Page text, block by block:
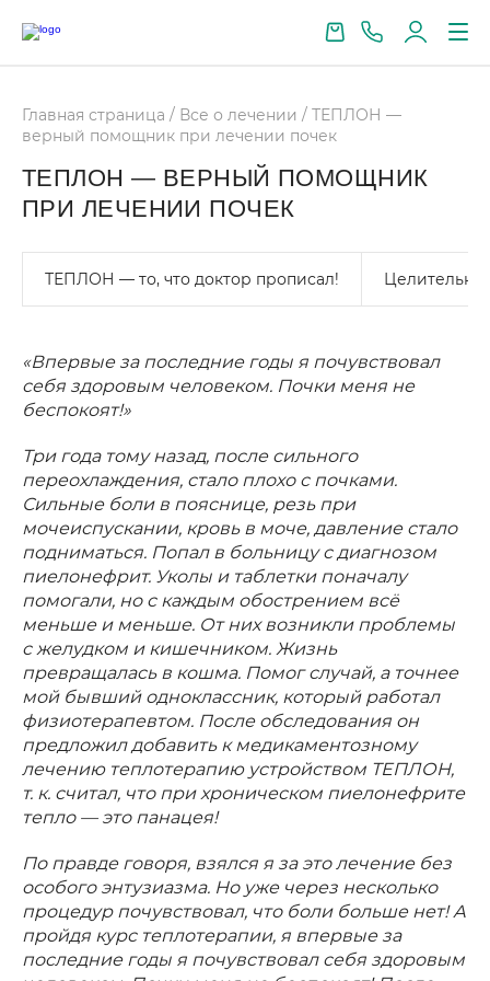
Главная страница / Все о лечении / ТЕПЛОН —
верный помощник при лечении почек
ТЕПЛОН — ВЕРНЫЙ ПОМОЩНИК
ПРИ ЛЕЧЕНИИ ПОЧЕК
ТЕПЛОН — то, что доктор прописал!
«Впервые за последние годы я почувствовал
себя здоровым человеком. Почки меня не
беспокоят!»
Три года тому назад, после сильного
переохлаждения, стало плохо с почками.
Сильные боли в пояснице, резь при
мочеиспускании, кровь в моче, давление стало
подниматься. Попал в больницу с диагнозом
пиелонефрит. Уколы и таблетки поначалу
помогали, но с каждым обострением всё
меньше и меньше. От них возникли проблемы
с желудком и кишечником. Жизнь
превращалась в кошма. Помог случай, а точнее
мой бывший одноклассник, который работал
физиотерапевтом. После обследования он
предложил добавить к медикаментозному
лечению теплотерапию устройством ТЕПЛОН,
т. к. считал, что при хроническом пиелонефрите
тепло — это панацея!
По правде говоря, взялся я за это лечение без
особого энтузиазма. Но уже через несколько
процедур почувствовал, что боли больше нет! А
пройдя курс теплотерапии, я впервые за
последние годы я почувствовал себя здоровым